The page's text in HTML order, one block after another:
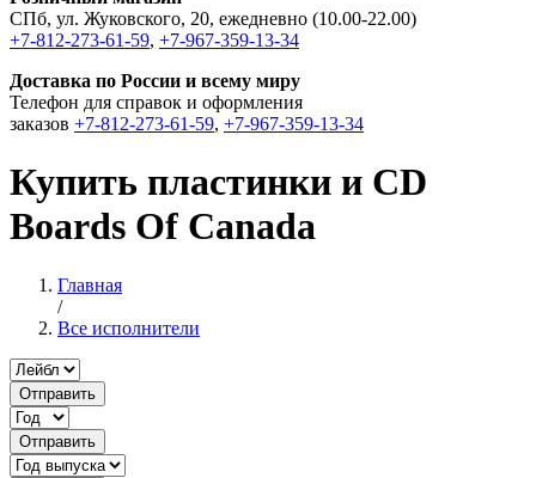
СПб, ул. Жуковского, 20, ежедневно (10.00-22.00)
+7-812-273-61-59, +7-967-359-13-34
Доставка по России и всему миру
Телефон для справок и оформления
заказов +7-812-273-61-59, +7-967-359-13-34
Купить пластинки и CD
Boards Of Canada
Главная
/
Все исполнители
Отправить
Отправить